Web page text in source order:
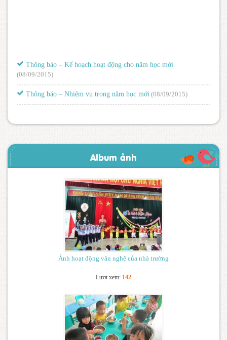
(08/09/2015)
Album ảnh
Ảnh hoạt động văn nghệ của nhà trường
Lượt xem: 142